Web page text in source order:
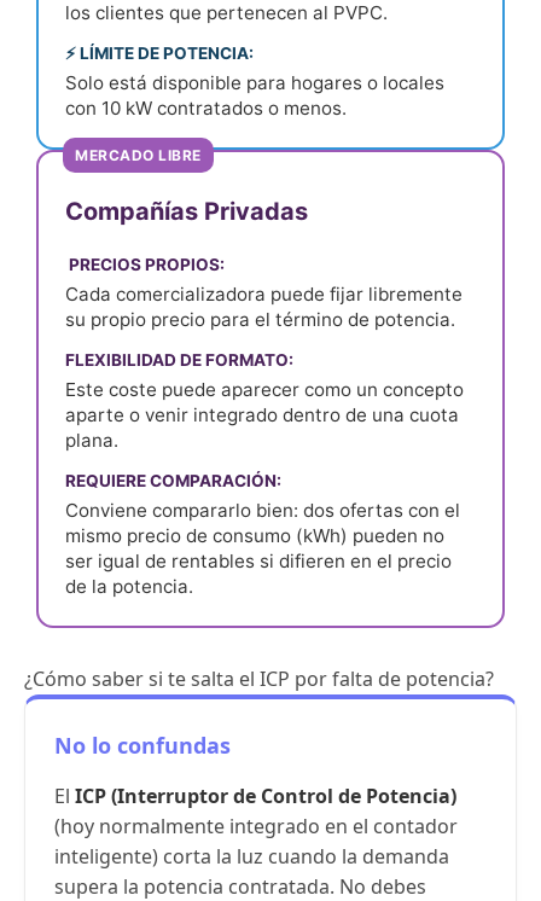
los clientes que pertenecen al PVPC.
⚡ LÍMITE DE POTENCIA:
Solo está disponible para hogares o locales
con 10 kW contratados o menos.
MERCADO LIBRE
Compañías Privadas
️ PRECIOS PROPIOS:
Cada comercializadora puede fijar libremente
su propio precio para el término de potencia.
FLEXIBILIDAD DE FORMATO:
Este coste puede aparecer como un concepto
aparte o venir integrado dentro de una cuota
plana.
REQUIERE COMPARACIÓN:
Conviene compararlo bien: dos ofertas con el
mismo precio de consumo (kWh) pueden no
ser igual de rentables si difieren en el precio
de la potencia.
¿Cómo saber si te salta el ICP por falta de potencia?
No lo confundas
El ICP (Interruptor de Control de Potencia)
(hoy normalmente integrado en el contador
inteligente) corta la luz cuando la demanda
supera la potencia contratada. No debes